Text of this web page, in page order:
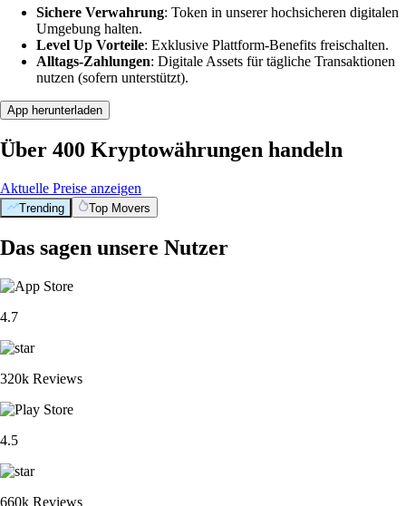
Sichere Verwahrung: Token in unserer hochsicheren digitalen
Umgebung halten.
Level Up Vorteile: Exklusive Plattform-Benefits freischalten.
Alltags-Zahlungen: Digitale Assets für tägliche Transaktionen
nutzen (sofern unterstützt).
App herunterladen
Über 400 Kryptowährungen handeln
Aktuelle Preise anzeigen
Trending Top Movers
Das sagen unsere Nutzer
4.7
320k Reviews
4.5
660k Reviews